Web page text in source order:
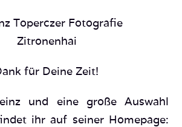
Zitronenhai
für Deine Zeit!
und eine große Auswahl
ihr auf seiner Homepage: